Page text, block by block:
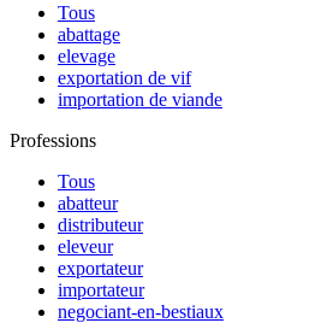
Tous
abattage
elevage
exportation de vif
importation de viande
Professions
Tous
abatteur
distributeur
eleveur
exportateur
importateur
negociant-en-bestiaux